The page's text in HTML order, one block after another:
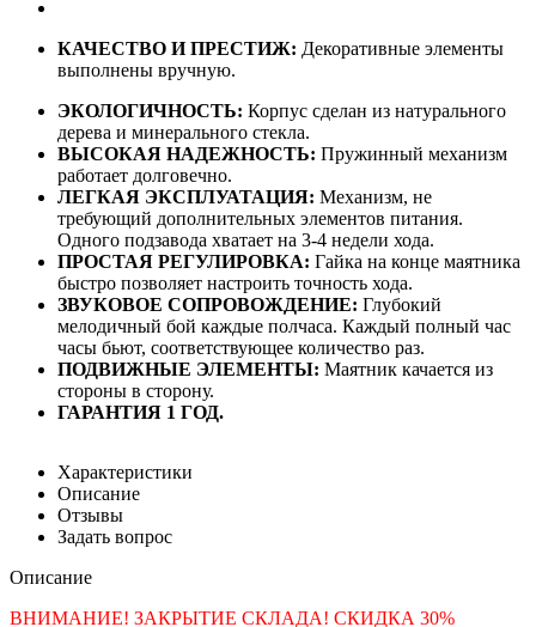
КАЧЕСТВО И ПРЕСТИЖ: Декоративные элементы
выполнены вручную.
ЭКОЛОГИЧНОСТЬ: Корпус сделан из натурального
дерева и минерального стекла.
ВЫСОКАЯ НАДЕЖНОСТЬ: Пружинный механизм
работает долговечно.
ЛЕГКАЯ ЭКСПЛУАТАЦИЯ: Механизм, не
требующий дополнительных элементов питания.
Одного подзавода хватает на 3-4 недели хода.
ПРОСТАЯ РЕГУЛИРОВКА: Гайка на конце маятника
быстро позволяет настроить точность хода.
ЗВУКОВОЕ СОПРОВОЖДЕНИЕ: Глубокий
мелодичный бой каждые полчаса. Каждый полный час
часы бьют, соответствующее количество раз.
ПОДВИЖНЫЕ ЭЛЕМЕНТЫ: Маятник качается из
стороны в сторону.
ГАРАНТИЯ 1 ГОД.
Характеристики
Описание
Отзывы
Задать вопрос
Описание
ВНИМАНИЕ! ЗАКРЫТИЕ СКЛАДА! СКИДКА 30%